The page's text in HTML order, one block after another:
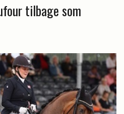
tilbage som